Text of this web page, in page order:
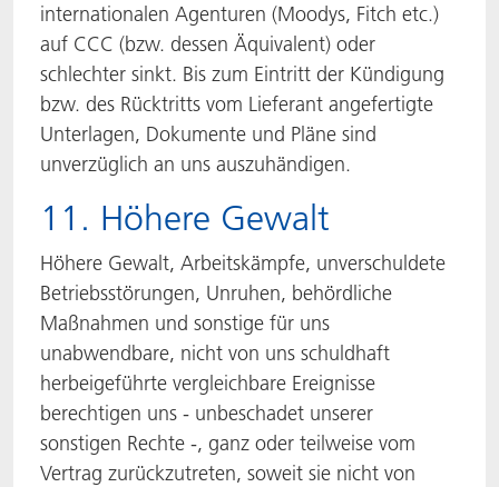
internationalen Agenturen (Moodys, Fitch etc.)
auf CCC (bzw. dessen Äquivalent) oder
schlechter sinkt. Bis zum Eintritt der Kündigung
bzw. des Rücktritts vom Lieferant angefertigte
Unterlagen, Dokumente und Pläne sind
unverzüglich an uns auszuhändigen.
11. Höhere Gewalt
Höhere Gewalt, Arbeitskämpfe, unverschuldete
Betriebsstörungen, Unruhen, behördliche
Maßnahmen und sonstige für uns
unabwendbare, nicht von uns schuldhaft
herbeigeführte vergleichbare Ereignisse
berechtigen uns - unbeschadet unserer
sonstigen Rechte -, ganz oder teilweise vom
Vertrag zurückzutreten, soweit sie nicht von